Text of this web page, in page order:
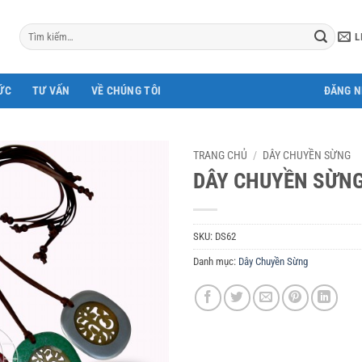
Tìm
kiếm:
TƯ VẤN VỀ CHÚNG TÔI ĐĂNG
TRANG CHỦ / DÂY CHUYỀN SỪNG
DÂY CHUYỀN
SKU: DS62
Danh mục: Dây Chuyền Sừng